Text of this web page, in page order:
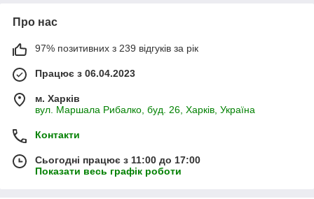
Про нас
97% позитивних з 239 відгуків за рік
Працює з 06.04.2023
м. Харків
вул. Маршала Рибалко, буд. 26, Харків, Україна
Контакти
Сьогодні працює з 11:00 до 17:00
Показати весь графік роботи